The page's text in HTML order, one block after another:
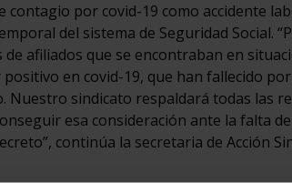
contagio por covid-19 como accidente
del sistema de Seguridad Social.
afiliados que se encontraban en
en covid-19, que han fallecido por
Nuestro sindicato respaldará todas las
esa consideración ante la falta
continúa la secretaria de Acción